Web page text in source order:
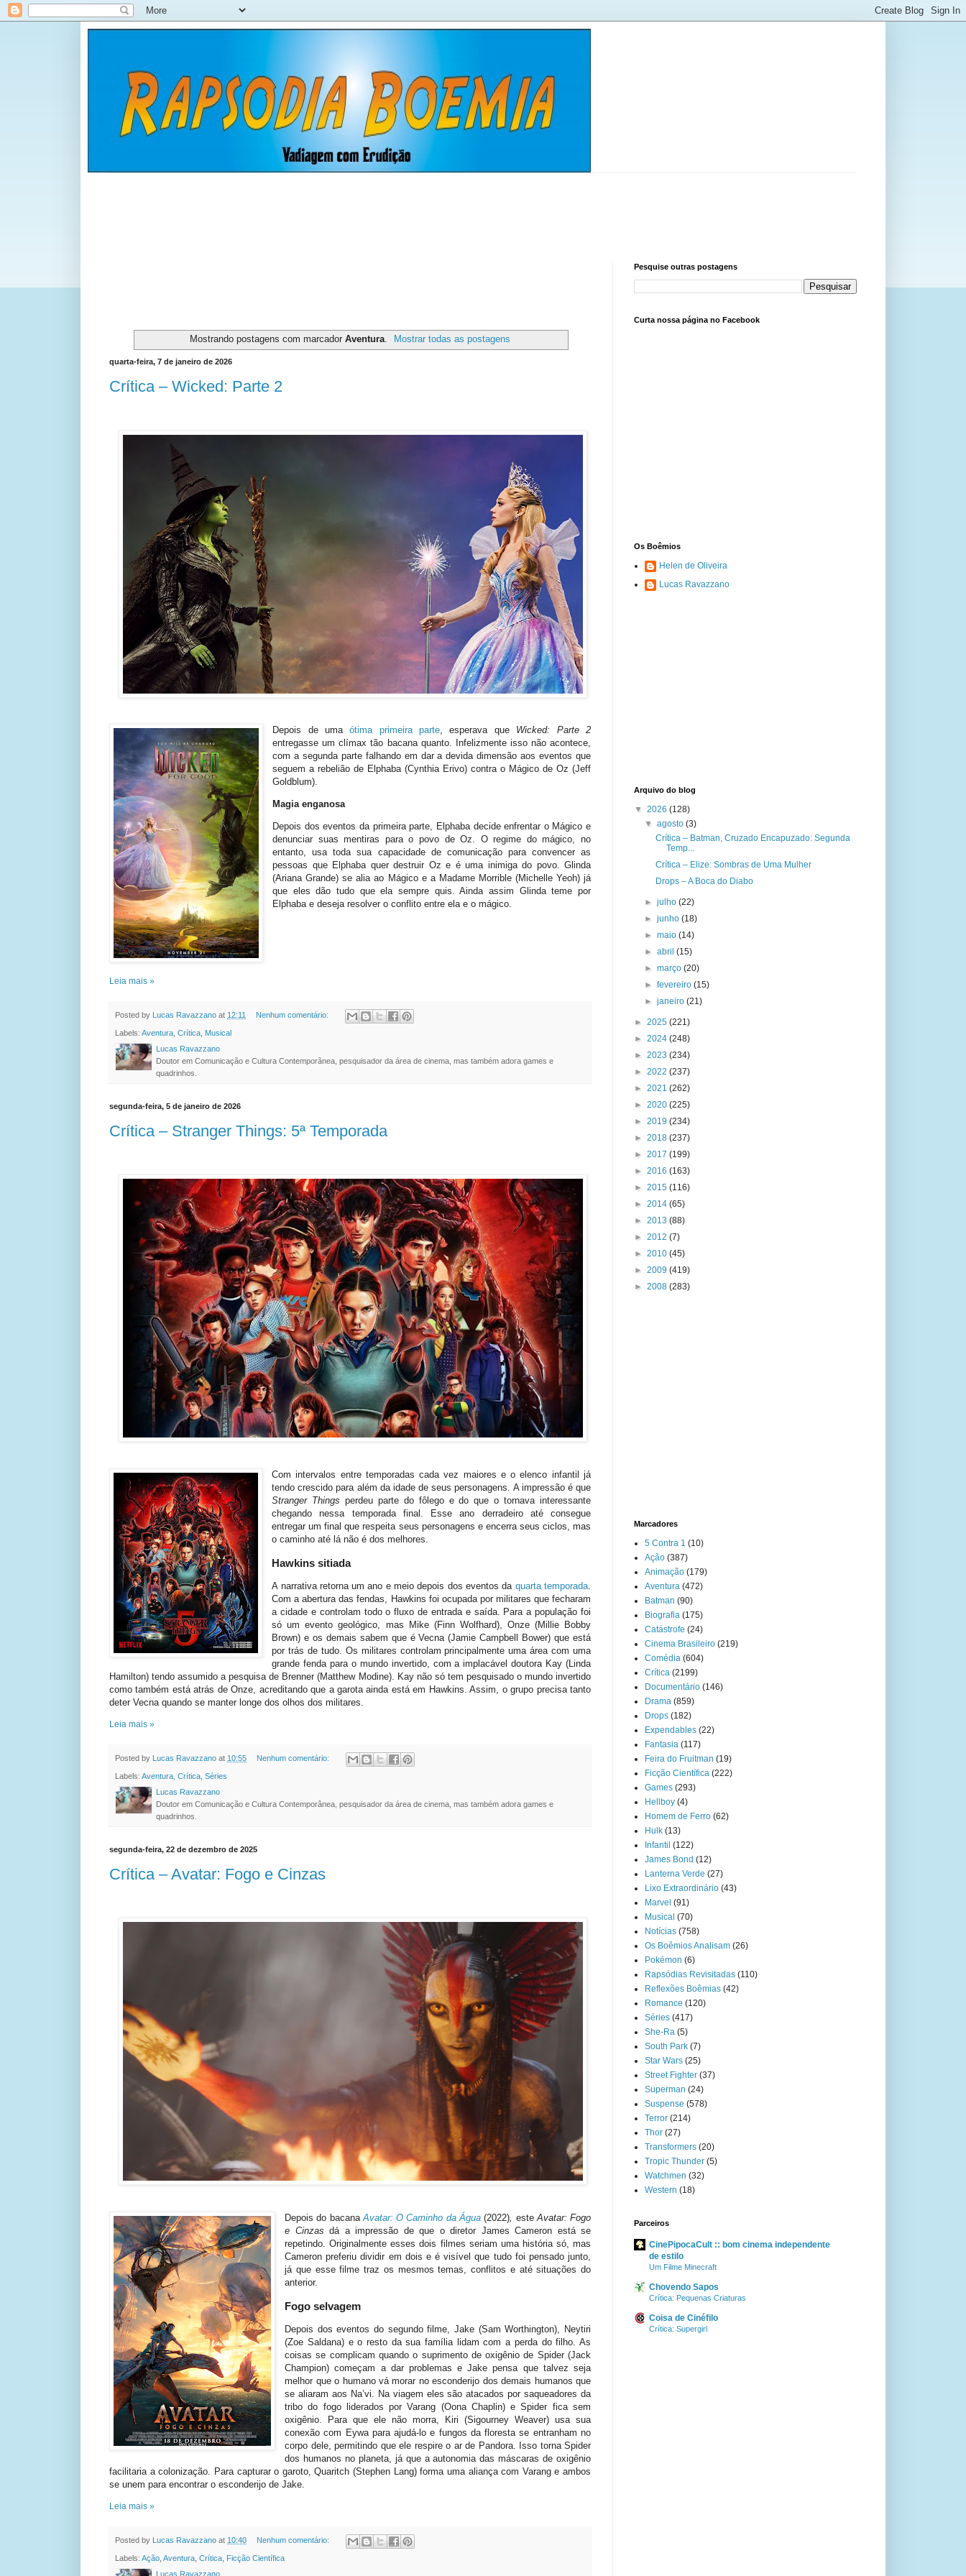
Mostrando postagens com marcador Aventura. Mostrar todas as postagens
quarta-feira, 7 de janeiro de 2026
Crítica – Wicked: Parte 2
Depois de umaótima primeira parte , esperava que Wicked: Parte 2
entregasse um clímax tão bacana quanto. Infelizmente isso não acontece,
com a segunda parte falhando em dar a devida dimensão aos eventos que
seguem a rebelião de Elphaba (Cynthia Erivo) contra o Mágico de Oz (Jeff
Goldblum).
Magia enganosa
Depois dos eventos da primeira parte, Elphaba decide enfrentar o Mágico e
denunciar suas mentiras para o povo de Oz. O regime do mágico, no
entanto, usa toda sua capacidade de comunicação para convencer as
pessoas que Elphaba quer destruir Oz e é uma inimiga do povo. Glinda
(Ariana Grande) se alia ao Mágico e a Madame Morrible (Michelle Yeoh) já
que eles dão tudo que ela sempre quis. Ainda assim Glinda teme por
Elphaba e deseja resolver o conflito entre ela e o mágico.
Leia mais »
Posted by Lucas Ravazzano at 12:11 Nenhum comentário:
Labels: Aventura Crítica Musical
Lucas Ravazzano
Doutor em Comunicação e Cultura Contemporânea, pesquisador da área de cinema, mas também adora games e
quadrinhos.
segunda-feira, 5 de janeiro de 2026
Crítica – Stranger Things: 5ª Temporada
Com intervalos entre temporadas cada vez maiores e o elenco infantil já
tendo crescido para além da idade de seus personagens. A impressão é que
Stranger Things perdeu parte do fôlego e do que o tornava interessante
chegando nessa temporada final. Esse ano derradeiro até consegue
entregar um final que respeita seus personagens e encerra seus ciclos, mas
o caminho até lá não é dos melhores.
Hawkins sitiada
A narrativa retorna um ano e meio depois dos eventos da quarta temporada
Com a abertura das fendas, Hawkins foi ocupada por militares que fecharam
a cidade e controlam todo o fluxo de entrada e saída. Para a população foi
só um evento geológico, mas Mike (Finn Wolfhard), Onze (Millie Bobby
Brown) e os demais sabem que é Vecna (Jamie Campbell Bower) que está
por trás de tudo. Os militares controlam principalmente uma área com uma
grande fenda para o mundo invertido, com a implacável doutora Kay (Linda
Hamilton) tendo assumido a pesquisa de Brenner (Matthew Modine). Kay não só tem pesquisado o mundo invertido
como também está atrás de Onze, acreditando que a garota ainda está em Hawkins. Assim, o grupo precisa tanto
deter Vecna quando se manter longe dos olhos dos militares.
Leia mais »
Posted by Lucas Ravazzano at 10:55 Nenhum comentário:
Labels: Aventura Crítica Séries
Lucas Ravazzano
Doutor em Comunicação e Cultura Contemporânea, pesquisador da área de cinema, mas também adora games e
quadrinhos.
segunda-feira, 22 de dezembro de 2025
Crítica – Avatar: Fogo e Cinzas
Depois do bacana Avatar: O Caminho da Água (2022) este Avatar: Fogo
e Cinzas dá a impressão de que o diretor James Cameron está se
repetindo. Originalmente esses dois filmes seriam uma história só, mas
Cameron preferiu dividir em dois e é visível que tudo foi pensado junto,
já que esse filme traz os mesmos temas, conflitos e até situações do
anterior.
Fogo selvagem
Depois dos eventos do segundo filme, Jake (Sam Worthington), Neytiri
(Zoe Saldana) e o resto da sua família lidam com a perda do filho. As
coisas se complicam quando o suprimento de oxigênio de Spider (Jack
Champion) começam a dar problemas e Jake pensa que talvez seja
melhor que o humano vá morar no esconderijo dos demais humanos que
se aliaram aos Na’vi. Na viagem eles são atacados por saqueadores da
tribo do fogo liderados por Varang (Oona Chaplin) e Spider fica sem
oxigênio. Para que ele não morra, Kiri (Sigourney Weaver) usa sua
conexão com Eywa para ajudá-lo e fungos da floresta se entranham no
corpo dele, permitindo que ele respire o ar de Pandora. Isso torna Spider
dos humanos no planeta, já que a autonomia das máscaras de oxigênio
facilitaria a colonização. Para capturar o garoto, Quaritch (Stephen Lang) forma uma aliança com Varang e ambos
se unem para encontrar o esconderijo de Jake.
Leia mais »
Posted by Lucas Ravazzano at 10:40 Nenhum comentário:
Labels: Ação Aventura Crítica Ficção Científica
Lucas Ravazzano
Pesquise outras postagens
Curta nossa página no Facebook
Os Boêmios
Helen de Oliveira
Lucas Ravazzano
Arquivo do blog
▼ 2026 (128)
▼agosto(3)
Crítica – Batman, Cruzado Encapuzado: Segunda
Temp...
Crítica – Elize: Sombras de Uma Mulher
Drops – A Boca do Diabo
►julho(22)
►junho(18)
►maio(14)
►abril(15)
►março(20)
►fevereiro(15)
►janeiro(21)
► 2025 (221)
► 2024 (248)
► 2023 (234)
► 2022 (237)
► 2021 (262)
► 2020 (225)
► 2019 (234)
► 2018 (237)
► 2017 (199)
► 2016 (163)
► 2015 (116)
► 2014 (65)
► 2013 (88)
► 2012 (7)
► 2010 (45)
► 2009 (419)
► 2008 (283)
Marcadores
5 Contra 1 (10)
Ação (387)
Animação (179)
Aventura (472)
Batman (90)
Biografia (175)
Catástrofe (24)
Cinema Brasileiro (219)
Comédia (604)
Crítica (2199)
Documentário (146)
Drama (859)
Drops (182)
Expendables (22)
Fantasia (117)
Feira do Fruitman (19)
Ficção Científica (222)
Games (293)
Hellboy (4)
Homem de Ferro (62)
Hulk (13)
Infantil (122)
James Bond (12)
Lanterna Verde (27)
Lixo Extraordinário (43)
Marvel (91)
Musical (70)
Notícias (758)
Os Boêmios Analisam (26)
Pokémon (6)
Rapsódias Revisitadas (110)
Reflexões Boêmias (42)
Romance (120)
Séries (417)
She-Ra (5)
South Park (7)
Star Wars (25)
Street Fighter (37)
Superman (24)
Suspense (578)
Terror (214)
Thor (27)
Transformers (20)
Tropic Thunder (5)
Watchmen (32)
Western (18)
Parceiros
CinePipocaCult :: bom cinema independente
de estilo
Um Filme Minecraft
Chovendo Sapos
Crítica: Pequenas Criaturas
Coisa de Cinéfilo
Crítica: Supergirl